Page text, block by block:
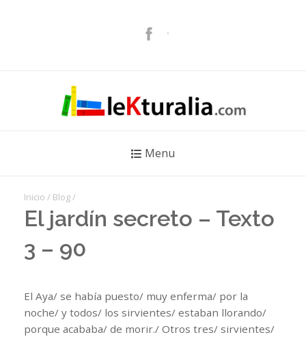
Menu
Inicio / Blog /
El jardín secreto – Texto
3 – 90
El Aya/ se había puesto/ muy enferma/ por la
noche/ y todos/ los sirvientes/ estaban llorando/
porque acababa/ de morir./ Otros tres/ sirvientes/